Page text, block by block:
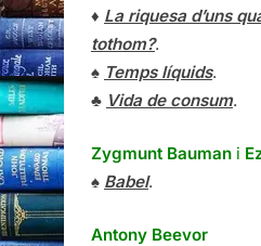
♦ La riquesa d’uns
tothom?.
♠ Temps líquids.
♣ Vida de consum.
Zygmunt Bauman i
♠ Babel.
Antony Beevor